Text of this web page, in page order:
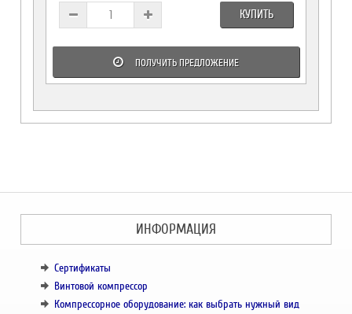
КУПИТЬ
ПОЛУЧИТЬ ПРЕДЛОЖЕНИЕ
ИНФОРМАЦИЯ
Сертификаты
Винтовой компрессор
Компрессорное оборудование: как выбрать нужный вид